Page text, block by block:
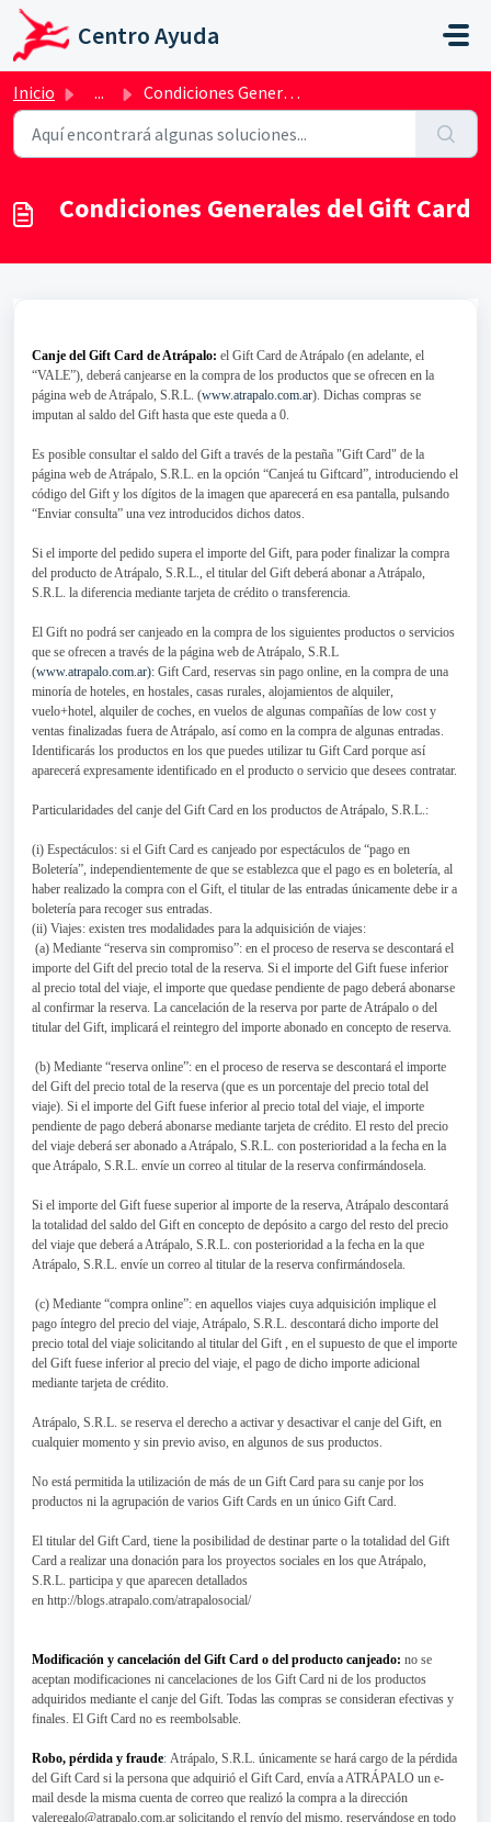
Ir al contenido principal
Centro Ayuda
Inicio ... Condiciones Generales del Gift Card
Condiciones Generales del Gift Card
Canje del Gift Card de Atrápalo: el Gift Card de Atrápalo (en adelante, el
“VALE”), deberá canjearse en la compra de los productos que se ofrecen en la
página web de Atrápalo, S.R.L. (www.atrapalo.com.ar). Dichas compras se
imputan al saldo del Gift hasta que este queda a 0.
Es posible consultar el saldo del Gift a través de la pestaña "Gift Card" de la
página web de Atrápalo, S.R.L. en la opción “Canjeá tu Giftcard”, introduciendo el
código del Gift y los dígitos de la imagen que aparecerá en esa pantalla, pulsando
“Enviar consulta” una vez introducidos dichos datos.
Si el importe del pedido supera el importe del Gift, para poder finalizar la compra
del producto de Atrápalo, S.R.L., el titular del Gift deberá abonar a Atrápalo,
S.R.L. la diferencia mediante tarjeta de crédito o transferencia.
El Gift no podrá ser canjeado en la compra de los siguientes productos o servicios
que se ofrecen a través de la página web de Atrápalo, S.R.L
(www.atrapalo.com.ar): Gift Card, reservas sin pago online, en la compra de una
minoría de hoteles, en hostales, casas rurales, alojamientos de alquiler,
vuelo+hotel, alquiler de coches, en vuelos de algunas compañías de low cost y
ventas finalizadas fuera de Atrápalo, así como en la compra de algunas entradas.
Identificarás los productos en los que puedes utilizar tu Gift Card porque así
aparecerá expresamente identificado en el producto o servicio que desees contratar.
Particularidades del canje del Gift Card en los productos de Atrápalo, S.R.L.:
(i) Espectáculos: si el Gift Card es canjeado por espectáculos de “pago en
Boletería”, independientemente de que se establezca que el pago es en boletería, al
haber realizado la compra con el Gift, el titular de las entradas únicamente debe ir a
boletería para recoger sus entradas.
(ii) Viajes: existen tres modalidades para la adquisición de viajes:
(a) Mediante “reserva sin compromiso”: en el proceso de reserva se descontará el
importe del Gift del precio total de la reserva. Si el importe del Gift fuese inferior
al precio total del viaje, el importe que quedase pendiente de pago deberá abonarse
al confirmar la reserva. La cancelación de la reserva por parte de Atrápalo o del
titular del Gift, implicará el reintegro del importe abonado en concepto de reserva.
(b) Mediante “reserva online”: en el proceso de reserva se descontará el importe
del Gift del precio total de la reserva (que es un porcentaje del precio total del
viaje). Si el importe del Gift fuese inferior al precio total del viaje, el importe
pendiente de pago deberá abonarse mediante tarjeta de crédito. El resto del precio
del viaje deberá ser abonado a Atrápalo, S.R.L. con posterioridad a la fecha en la
que Atrápalo, S.R.L. envíe un correo al titular de la reserva confirmándosela.
Si el importe del Gift fuese superior al importe de la reserva, Atrápalo descontará
la totalidad del saldo del Gift en concepto de depósito a cargo del resto del precio
del viaje que deberá a Atrápalo, S.R.L. con posterioridad a la fecha en la que
Atrápalo, S.R.L. envíe un correo al titular de la reserva confirmándosela.
(c) Mediante “compra online”: en aquellos viajes cuya adquisición implique el
pago íntegro del precio del viaje, Atrápalo, S.R.L. descontará dicho importe del
precio total del viaje solicitando al titular del Gift , en el supuesto de que el importe
del Gift fuese inferior al precio del viaje, el pago de dicho importe adicional
mediante tarjeta de crédito.
Atrápalo, S.R.L. se reserva el derecho a activar y desactivar el canje del Gift, en
cualquier momento y sin previo aviso, en algunos de sus productos.
No está permitida la utilización de más de un Gift Card para su canje por los
productos ni la agrupación de varios Gift Cards en un único Gift Card.
El titular del Gift Card, tiene la posibilidad de destinar parte o la totalidad del Gift
Card a realizar una donación para los proyectos sociales en los que Atrápalo,
S.R.L. participa y que aparecen detallados
en http://blogs.atrapalo.com/atrapalosocial/
Modificación y cancelación del Gift Card o del producto canjeado: no se
aceptan modificaciones ni cancelaciones de los Gift Card ni de los productos
adquiridos mediante el canje del Gift. Todas las compras se consideran efectivas y
finales. El Gift Card no es reembolsable.
Robo, pérdida y fraude: Atrápalo, S.R.L. únicamente se hará cargo de la pérdida
del Gift Card si la persona que adquirió el Gift Card, envía a ATRÁPALO un e-
mail desde la misma cuenta de correo que realizó la compra a la dirección
valeregalo@atrapalo.com.ar solicitando el renvío del mismo, reservándose en todo